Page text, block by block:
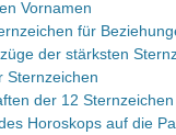
Vornamen
für
der stärksten
Sternzeichen
der 12 Sternzeichen
Horoskops auf die